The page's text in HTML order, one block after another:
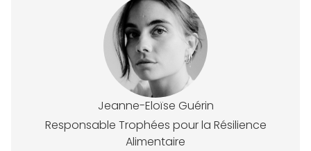
Jeanne-Eloïse Guérin
Responsable Trophées pour la Résilience
Alimentaire